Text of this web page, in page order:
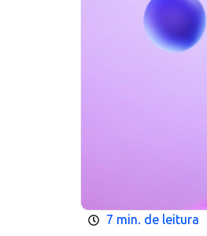
7 min. de leitura